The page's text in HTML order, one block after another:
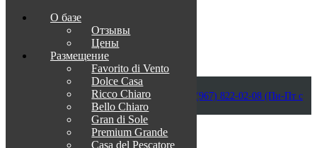
Приветствуем в Венеции на Каспии!
info@otdih-v-astrakhani.ru Как нас найти
+7 (967) 822-02-08 (Пн-Пт с
09:00 до 18:00)
Забронировать
О базе
Отзывы
Цены
Размещение
Favorito di Vento
Dolce Casa
Ricco Chiaro
Bello Chiaro
Gran di Sole
Premium Grande
Casa del Pescatore